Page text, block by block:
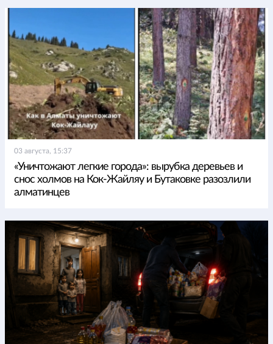
03 августа, 15:37
«Уничтожают легкие города»: вырубка деревьев и
снос холмов на Кок-Жайляу и Бутаковке разозлили
алматинцев